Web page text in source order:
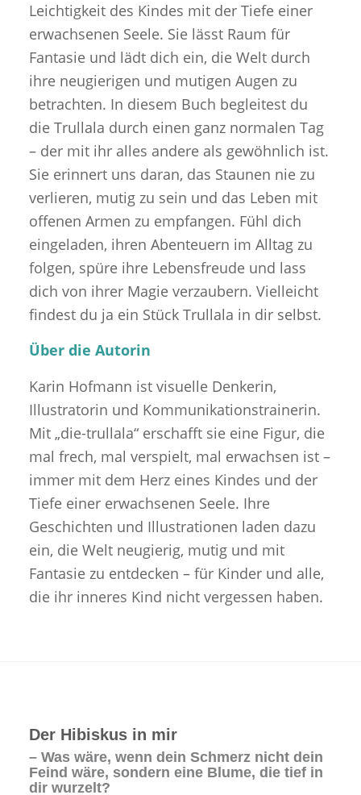
Leichtigkeit des Kindes mit der Tiefe einer
erwachsenen Seele. Sie lässt Raum für
Fantasie und lädt dich ein, die Welt durch
ihre neugierigen und mutigen Augen zu
betrachten. In diesem Buch begleitest du
die Trullala durch einen ganz normalen Tag
– der mit ihr alles andere als gewöhnlich ist.
Sie erinnert uns daran, das Staunen nie zu
verlieren, mutig zu sein und das Leben mit
offenen Armen zu empfangen. Fühl dich
eingeladen, ihren Abenteuern im Alltag zu
folgen, spüre ihre Lebensfreude und lass
dich von ihrer Magie verzaubern. Vielleicht
findest du ja ein Stück Trullala in dir selbst.
Über die Autorin
Karin Hofmann ist visuelle Denkerin,
Illustratorin und Kommunikationstrainerin.
Mit „die-trullala“ erschafft sie eine Figur, die
mal frech, mal verspielt, mal erwachsen ist –
immer mit dem Herz eines Kindes und der
Tiefe einer erwachsenen Seele. Ihre
Geschichten und Illustrationen laden dazu
ein, die Welt neugierig, mutig und mit
Fantasie zu entdecken – für Kinder und alle,
die ihr inneres Kind nicht vergessen haben.
Der Hibiskus in mir
– Was wäre, wenn dein Schmerz nicht dein
Feind wäre, sondern eine Blume, die tief in
dir wurzelt?